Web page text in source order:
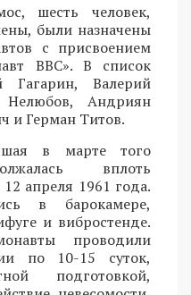
шесть человек,
были назначены
с присвоением
ВВС». В список
Валерий
Нелюбов, Андриян
и Герман Титов.
в марте того
вплоть
апреля 1961 года.
в барокамере,
и вибростенде.
проводили
по 10-15 суток,
подготовкой,